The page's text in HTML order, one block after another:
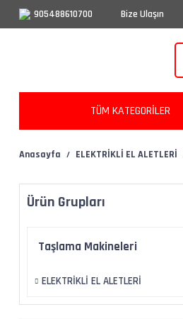
905488610700 Bize Ulaşın
TÜM KATEGORİLER
Anasayfa ELEKTRİKLİ EL ALETLERİ
Ürün Grupları
Taşlama Makineleri
ELEKTRİKLİ EL ALETLERİ